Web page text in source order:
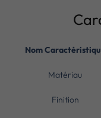
Nom
Matériau
Finition